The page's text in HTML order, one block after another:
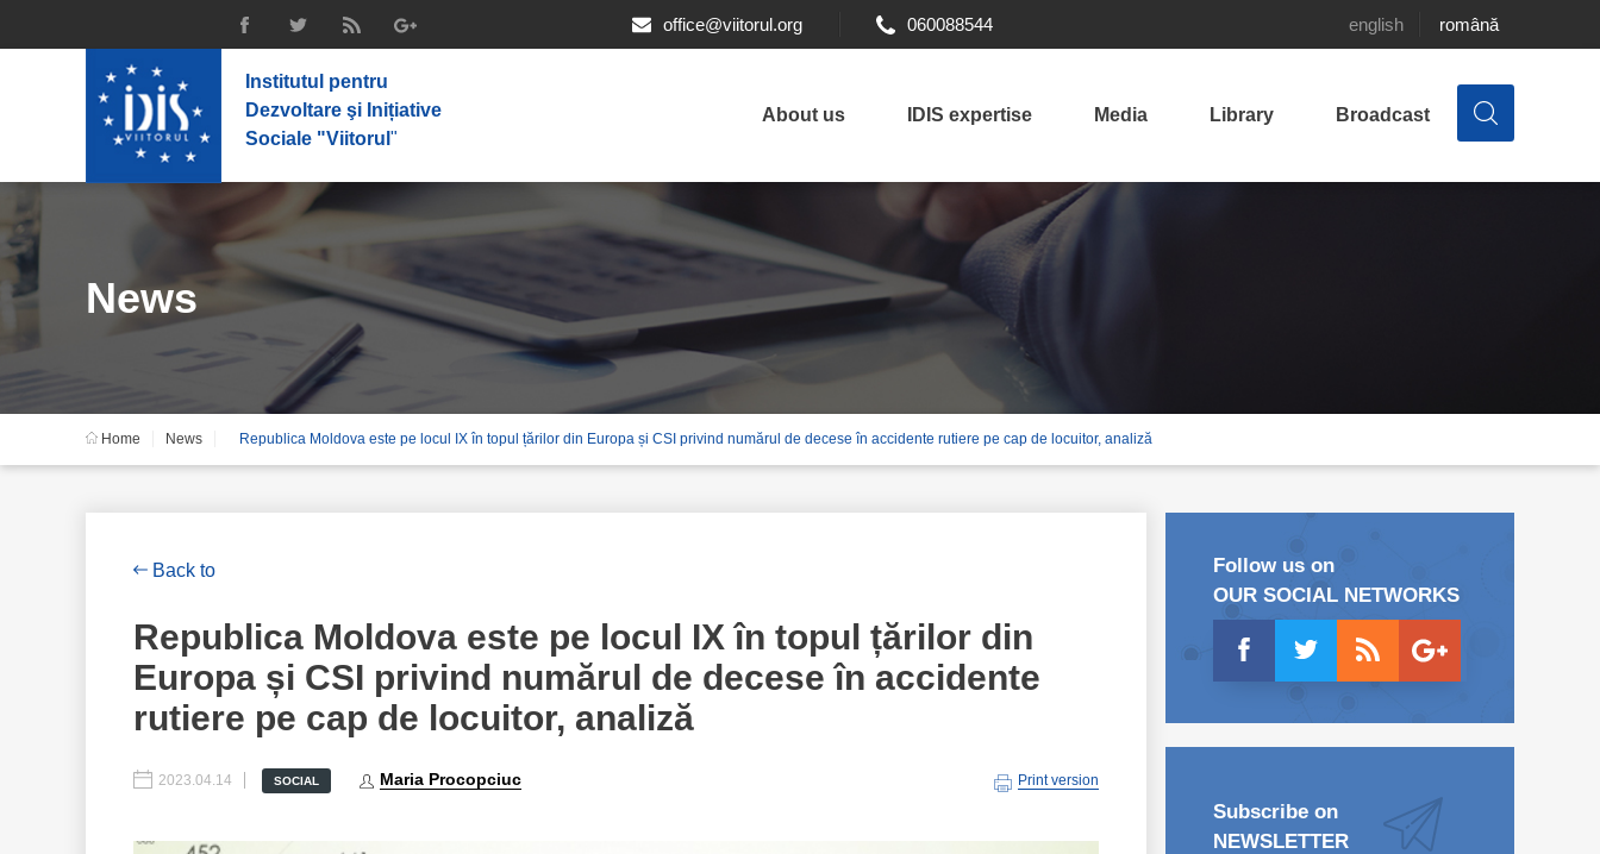
office@viitorul.org 060088544 english română
Institutul pentru
Dezvoltare şi Inițiative
Sociale "Viitorul "
About us IDIS expertise Media Library Broadcast
News
Home News Republica Moldova este pe locul IX în topul țărilor din Europa și CSI privind numărul de decese în accidente rutiere pe cap de locuitor, analiză
Back to
Republica Moldova este pe locul IX în topul țărilor din
Europa și CSI privind numărul de decese în accidente
rutiere pe cap de locuitor, analiză
2023.04.14 SOCIAL Maria Procopciuc Print version
Follow us on
OUR SOCIAL NETWORKS
Subscribe on
NEWSLETTER